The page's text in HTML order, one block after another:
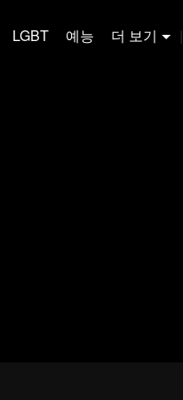
LGBT 예능 더 보기 |